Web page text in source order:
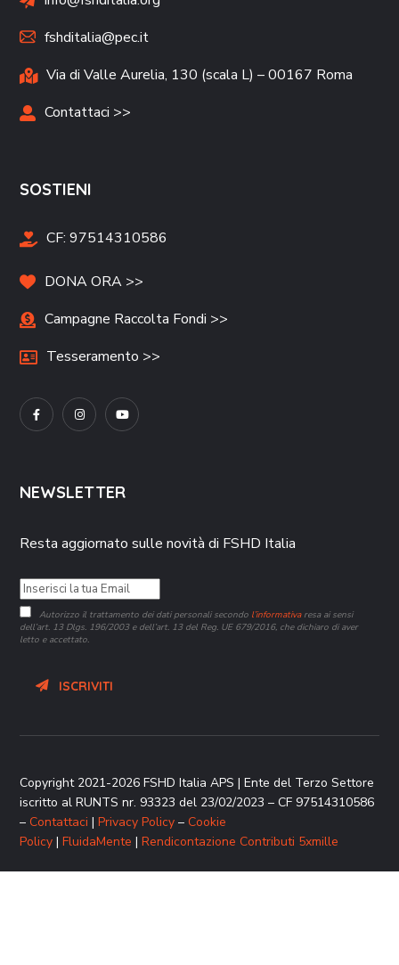
fshditalia@pec.it
Via di Valle Aurelia, 130 (scala L) – 00167 Roma
Contattaci >>
SOSTIENI
CF:97514310586
DONA ORA >>
Campagne Raccolta Fondi >>
Tesseramento >>
NEWSLETTER
Resta aggiornato sulle novità di FSHD Italia
Autorizzo il trattamento dei dati personali secondo l’informativaresa ai sensi
dell’art. 13 Dlgs. 196/2003 e dell’art. 13 del Reg. UE 679/2016, che dichiaro di aver
letto e accettato.
ISCRIVITI
Copyright 2021-2026 FSHD Italia APS | Ente del Terzo Settore
iscritto al RUNTS nr. 93323 del 23/02/2023 – CF 97514310586
–Contattaci |Privacy Policy –Cookie
Policy |FluidaMente |Rendicontazione Contributi 5xmille